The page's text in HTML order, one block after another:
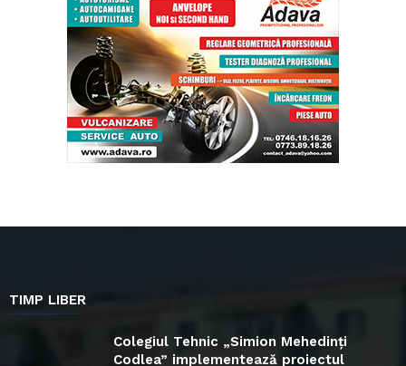
TIMP LIBER
Colegiul Tehnic „Simion Mehedinți
Codlea” implementează proiectul